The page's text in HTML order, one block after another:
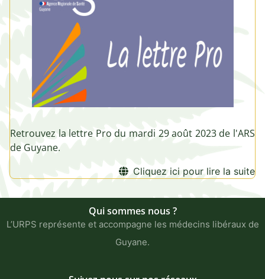
Retrouvez la lettre Pro du mardi 29 août 2023 de l'ARS
de Guyane.
Cliquez ici pour lire la suite
Qui sommes nous ?
L’URPS représente et accompagne les médecins libéraux de
Guyane.